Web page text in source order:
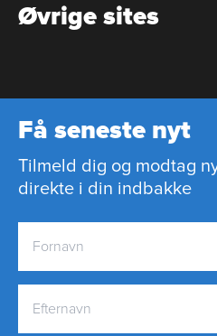
Øvrige sites
Få seneste nyt
Tilmeld dig og modtag
direkte i din indbakke